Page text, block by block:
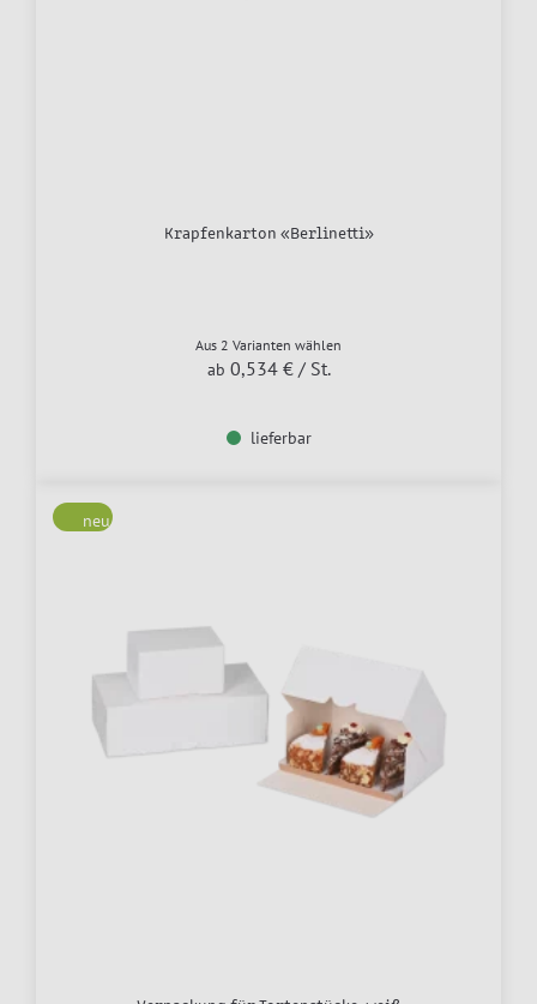
Krapfenkarton «Berlinetti»
Aus 2 Varianten wählen
ab 0,534 € / St.
lieferbar
neu